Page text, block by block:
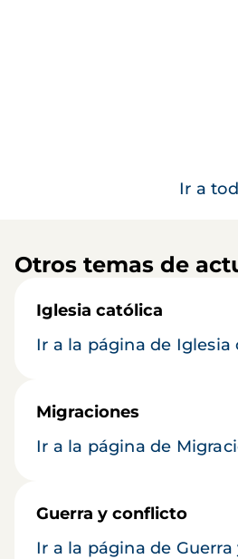
Ir a
Otros temas de
Iglesia católica
Ir a la página de Iglesia
Migraciones
Ir a la página de
Guerra y conflicto
Ir a la página de